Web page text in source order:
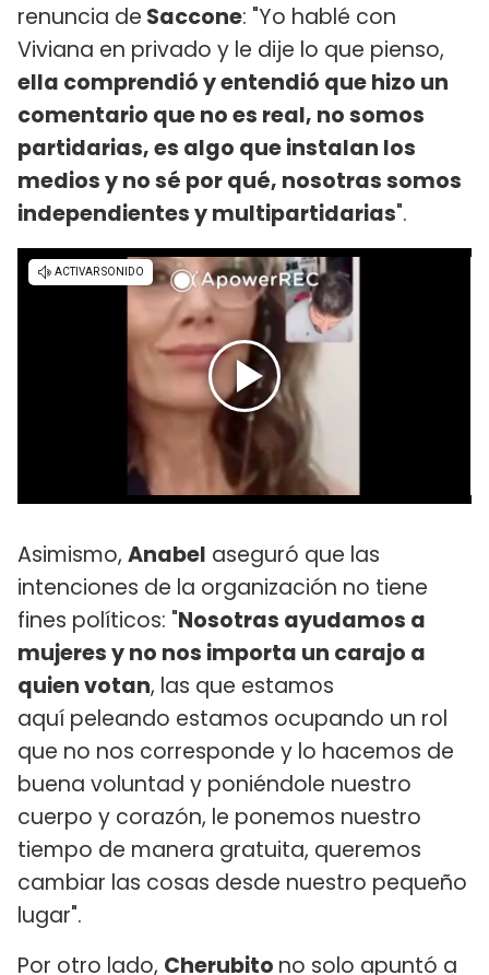
renuncia de Saccone: "Yo hablé con
Viviana en privado y le dije lo que pienso,
ella comprendió y entendió que hizo un
comentario que no es real, no somos
partidarias, es algo que instalan los
medios y no sé por qué, nosotras somos
independientes y multipartidarias".
Asimismo, Anabel aseguró que las
intenciones de la organización no tiene
fines políticos: "Nosotras ayudamos a
mujeres y no nos importa un carajo a
quien votan, las que estamos
aquí peleando estamos ocupando un rol
que no nos corresponde y lo hacemos de
buena voluntad y poniéndole nuestro
cuerpo y corazón, le ponemos nuestro
tiempo de manera gratuita, queremos
cambiar las cosas desde nuestro pequeño
lugar".
Por otro lado, Cherubito no solo apuntó a